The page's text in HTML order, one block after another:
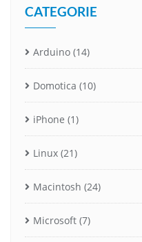
CATEGORIE
Arduino (14)
Domotica (10)
iPhone (1)
Linux (21)
Macintosh (24)
Microsoft (7)